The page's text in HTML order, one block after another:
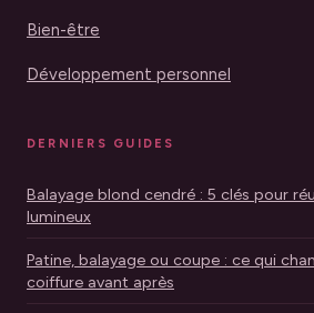
Bien-être
Développement personnel
DERNIERS GUIDES
Balayage blond cendré : 5 clés pour
lumineux
Patine, balayage ou coupe : ce qui
coiffure avant après